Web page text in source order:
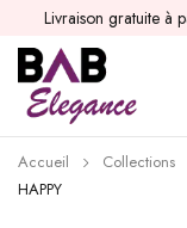
Livraison gratuite à
Accueil Collections
HAPPY